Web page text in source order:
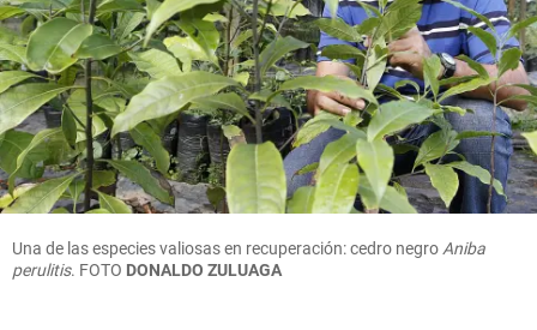
Una de las especies valiosas en recuperación: cedro negro Aniba
perulitis. FOTO DONALDO ZULUAGA